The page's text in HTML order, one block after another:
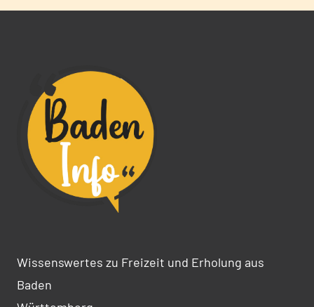
Wissenswertes zu Freizeit und Erholung aus
Baden